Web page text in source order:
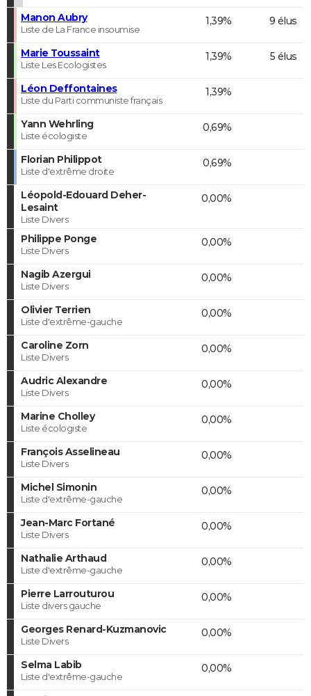
Manon Aubry
Liste de La France insoumise
1,39% 9 élus
Marie Toussaint
Liste Les Ecologistes
1,39% 5 élus
Léon Deffontaines
Liste du Parti communiste français
1,39%
Yann Wehrling
Liste écologiste
0,69%
Florian Philippot
Liste d'extrême droite
0,69%
Léopold-Edouard Deher-
Lesaint
Liste Divers
0,00%
Philippe Ponge
Liste Divers
0,00%
Nagib Azergui
Liste Divers
0,00%
Olivier Terrien
Liste d'extrême-gauche
0,00%
Caroline Zorn
Liste Divers
0,00%
Audric Alexandre
Liste Divers
0,00%
Marine Cholley
Liste écologiste
0,00%
François Asselineau
Liste Divers
0,00%
Michel Simonin
Liste d'extrême-gauche
0,00%
Jean-Marc Fortané
Liste Divers
0,00%
Nathalie Arthaud
Liste d'extrême-gauche
0,00%
Pierre Larrouturou
Liste divers gauche
0,00%
Georges Renard-Kuzmanovic
Liste Divers
0,00%
Selma Labib
Liste d'extrême-gauche
0,00%